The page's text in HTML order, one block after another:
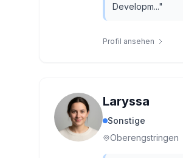
Developm..."
Profil ansehen
Laryssa
Sonstige
Oberengstringen